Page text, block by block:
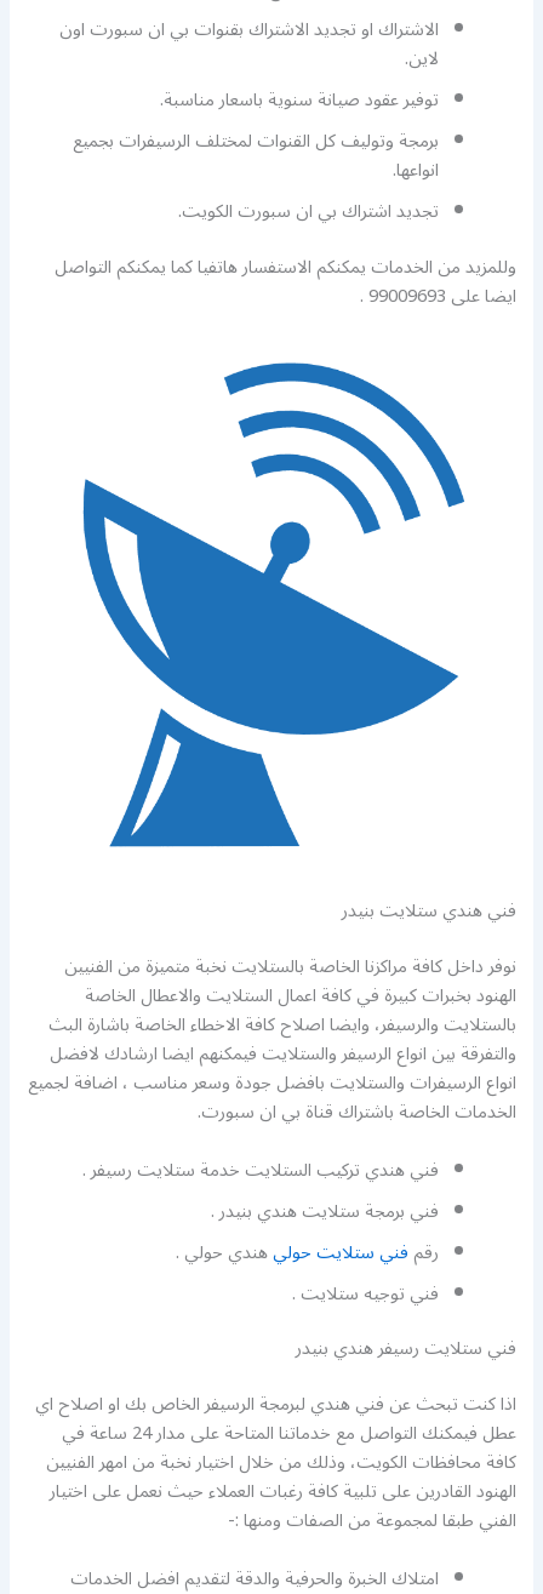
الاشتراك او تجديد الاشتراك بقنوات بي ان سبورت اون
لاين.
توفير عقود صيانة سنوية باسعار مناسبة.
برمجة وتوليف كل القنوات لمختلف الرسيفرات بجميع
انواعها.
تجديد اشتراك بي ان سبورت الكويت.
وللمزيد من الخدمات يمكنكم الاستفسار هاتفيا كما يمكنكم التواصل
ايضا على 99009693 .
فني هندي ستلايت بنيدر
نوفر داخل كافة مراكزنا الخاصة بالستلايت نخبة متميزة من الفنيين
الهنود بخبرات كبيرة في كافة اعمال الستلايت والاعطال الخاصة
بالستلايت والرسيفر، وايضا اصلاح كافة الاخطاء الخاصة باشارة البث
والتفرقة بين انواع الرسيفر والستلايت فيمكنهم ايضا ارشادك لافضل
انواع الرسيفرات والستلايت بافضل جودة وسعر مناسب ، اضافة لجميع
الخدمات الخاصة باشتراك قناة بي ان سبورت.
فني هندي تركيب الستلايت خدمة ستلايت رسيفر .
فني برمجة ستلايت هندي بنيدر .
رقمفني ستلايت حوليهندي حولي .
فني توجيه ستلايت .
فني ستلايت رسيفر هندي بنيدر
اذا كنت تبحث عن فني هندي لبرمجة الرسيفر الخاص بك او اصلاح اي
عطل فيمكنك التواصل مع خدماتنا المتاحة على مدار 24 ساعة في
كافة محافظات الكويت، وذلك من خلال اختيار نخبة من امهر الفنيين
الهنود القادرين على تلبية كافة رغبات العملاء حيث نعمل على اختيار
الفني طبقا لمجموعة من الصفات ومنها :-
امتلاك الخبرة والحرفية والدقة لتقديم افضل الخدمات